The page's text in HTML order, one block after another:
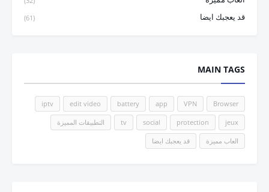
قد يعجبك ايضا (61)
MAIN TAGS
Browser
VPN
app
battery
edit video
iptv
jeux
protection
social
tv التطبيقات المميزة
العاب مميزة قد يعجبك ايضا